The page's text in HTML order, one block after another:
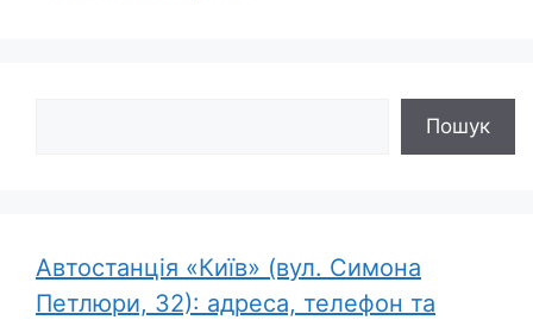
Пошук
Автостанція «Київ» (вул. Симона
Петлюри, 32): адреса, телефон та